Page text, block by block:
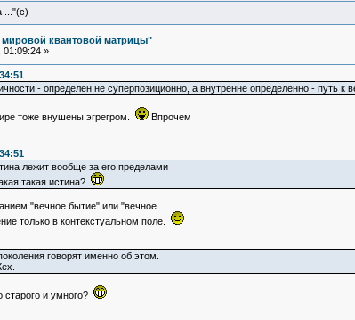
..."(с)
квантовой матрицы"
01:09:24 »
- определен не суперпозиционно, а внутренне определенно - путь к
тоже внушены эгрегром.
Впрочем
лежит вообще за его пределами
такая истина?
.
"вечное бытие" или "вечное
только в контекстуальном поле.
говорят именно об этом.
старого и умного?